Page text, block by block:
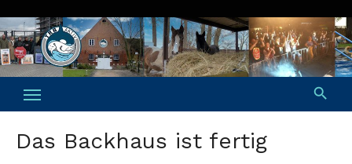
to
content
Das Backhaus ist fertig